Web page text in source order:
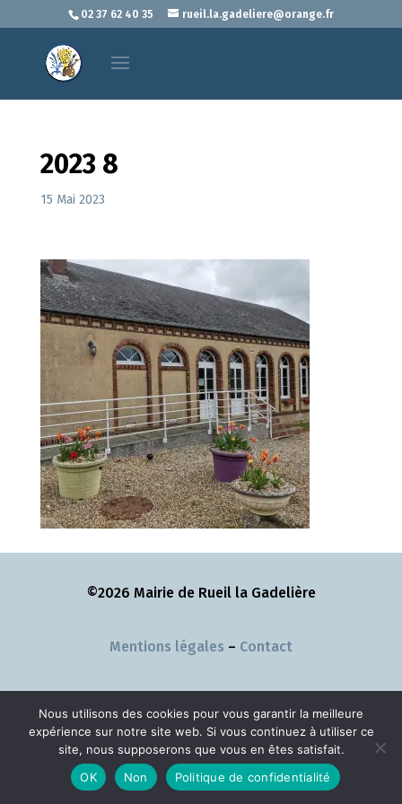
02 37 62 40 35 rueil.la.gadeliere@orange.fr
2023 8
15 Mai 2023
©2026 Mairie de Rueil la Gadelière
Mentions légales – Contact
Nous utilisons des cookies pour vous garantir la meilleure
expérience sur notre site web. Si vous continuez à utiliser ce
site, nous supposerons que vous en êtes satisfait.
OK
Non Politique de confidentialité